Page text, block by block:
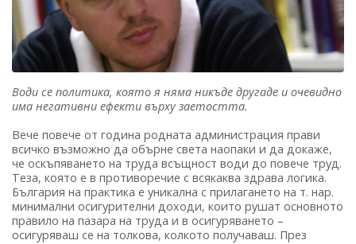
Води се политика, която я няма никъде другаде и очевидно
има негативни ефекти върху заетостта.
Вече повече от година родната администрация прави
всичко възможно да обърне света наопаки и да докаже,
че оскъпяването на труда всъщност води до повече труд.
Теза, която е в противоречие с всякаква здрава логика.
България на практика е уникална с прилагането на т. нар.
минимални осигурителни доходи, които рушат основното
правило на пазара на труда и в осигуряването –
осигуряваш се на толкова, колкото получаваш. През